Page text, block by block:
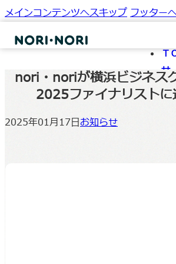
メインコンテンツへスキップ フッター
Ｔ
サ
お
nori・noriが横浜ビジネス
2025ファイナリストに
2025年01月17日お知らせ